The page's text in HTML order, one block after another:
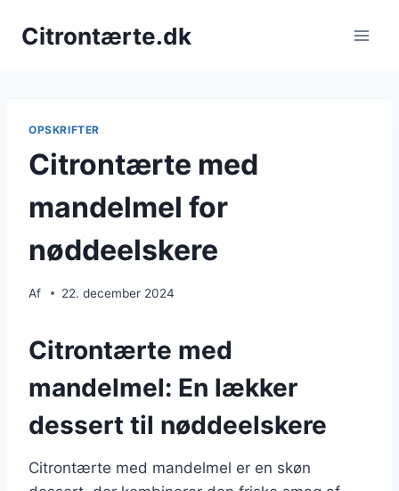
Citrontærte.dk
OPSKRIFTER
Citrontærte med
mandelmel for
nøddeelskere
Af 22. december 2024
Citrontærte med
mandelmel: En lækker
dessert til nøddeelskere
Citrontærte med mandelmel er en skøn